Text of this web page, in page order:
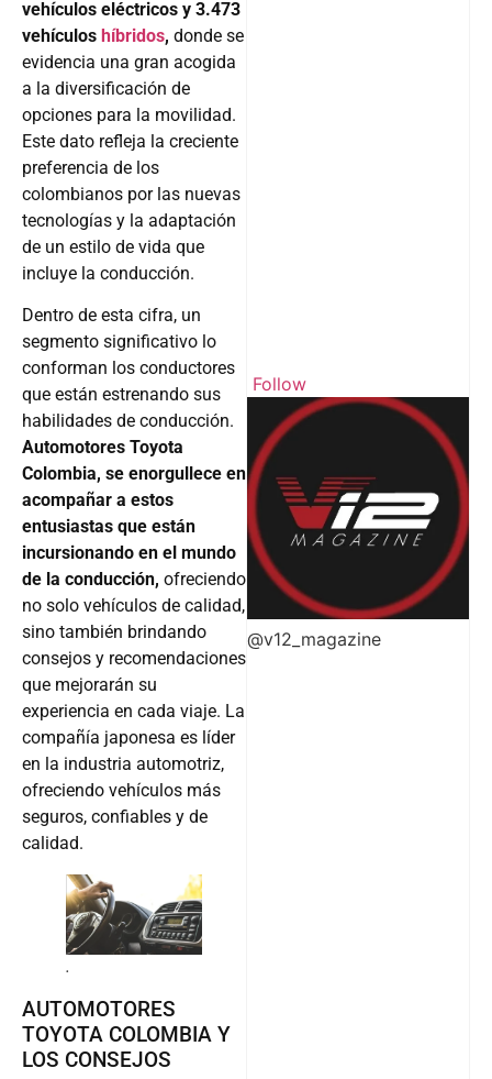
vehículos eléctricos y 3.473
vehículos híbridos, donde se
evidencia una gran acogida
a la diversificación de
opciones para la movilidad.
Este dato refleja la creciente
preferencia de los
colombianos por las nuevas
tecnologías y la adaptación
de un estilo de vida que
incluye la conducción.
Dentro de esta cifra, un
segmento significativo lo
conforman los conductores
que están estrenando sus
habilidades de conducción.
Automotores Toyota
Colombia, se enorgullece en
acompañar a estos
entusiastas que están
incursionando en el mundo
de la conducción, ofreciendo
no solo vehículos de calidad,
sino también brindando
consejos y recomendaciones
que mejorarán su
experiencia en cada viaje. La
compañía japonesa es líder
en la industria automotriz,
ofreciendo vehículos más
seguros, confiables y de
calidad.
.
AUTOMOTORES
TOYOTA COLOMBIA Y
LOS CONSEJOS
Follow
@v12_magazine